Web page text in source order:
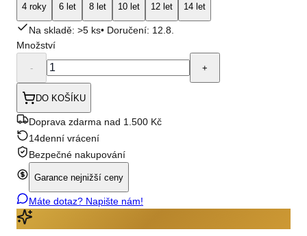
4 roky 6 let 8 let 10 let 12 let 14 let
Na skladě: >5 ks• Doručení: 12.8.
Množství
- +
DO KOŠÍKU
Doprava zdarma nad 1.500 Kč
14denní vrácení
Bezpečné nakupování
Garance nejnižší ceny
Máte dotaz? Napište nám!